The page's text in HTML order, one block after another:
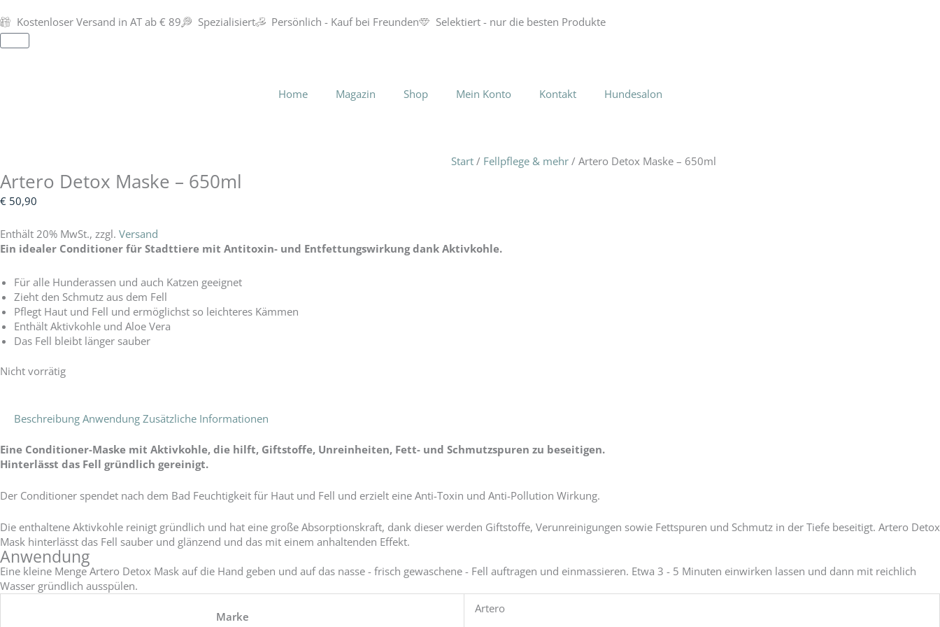
Inhalt
springen
Kostenloser Versand in AT ab € 89 Spezialisiert Persönlich - Kauf bei Freunden
Selektiert - nur die besten Produkte
Warenkorb
Home Magazin Shop Mein Konto Kontakt Hundesalon
Start / Fellpflege & mehr / Artero Detox Maske – 650ml
Artero Detox Maske – 650ml
€ 50,90
Enthält 20% MwSt., zzgl. Versand
Ein idealer Conditioner für Stadttiere mit Antitoxin- und Entfettungswirkung dank Aktivkohle.
Für alle Hunderassen und auch Katzen geeignet
Zieht den Schmutz aus dem Fell
Pflegt Haut und Fell und ermöglichst so leichteres Kämmen
Enthält Aktivkohle und Aloe Vera
Das Fell bleibt länger sauber
Nicht vorrätig
Beschreibung Anwendung Zusätzliche Informationen
Eine Conditioner-Maske mit Aktivkohle, die hilft, Giftstoffe, Unreinheiten, Fett- und Schmutzspuren zu beseitigen.
Hinterlässt das Fell gründlich gereinigt.
Der Conditioner spendet nach dem Bad Feuchtigkeit für Haut und Fell und erzielt eine Anti-Toxin und Anti-Pollution Wirkung.
Die enthaltene Aktivkohle reinigt gründlich und hat eine große Absorptionskraft, dank dieser werden Giftstoffe, Verunreinigungen sowie Fettspuren und Schmutz in der Tiefe beseitigt. Artero Detox
Mask hinterlässt das Fell sauber und glänzend und das mit einem anhaltenden Effekt.
Anwendung
Eine kleine Menge Artero Detox Mask auf die Hand geben und auf das nasse - frisch gewaschene - Fell auftragen und einmassieren. Etwa 3 - 5 Minuten einwirken lassen und dann mit reichlich
Wasser gründlich ausspülen.
Marke
Artero